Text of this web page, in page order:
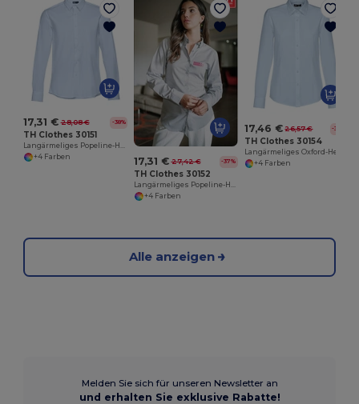
17,31 € 28,08 € -38%
TH Clothes 30151
+4 Farben
17,31 € 27,42 € -37%
TH Clothes 30152
+4 Farben
17,46 € 26,57 € -34%
TH Clothes 30154
+4 Farben
Alle anzeigen
Melden Sie sich für unseren Newsletter an
und erhalten Sie exklusive Rabatte!